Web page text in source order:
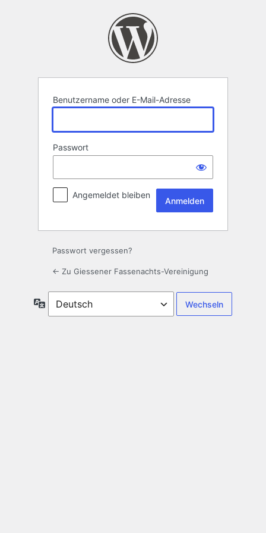
Benutzername oder E-Mail-Adresse
Passwort
Angemeldet bleiben
Passwort vergessen?
← Zu Giessener Fassenachts-Vereinigung
Sprache